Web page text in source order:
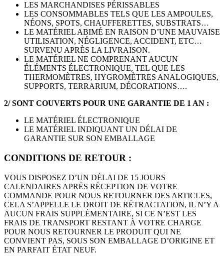
LES MARCHANDISES PÉRISSABLES
LES CONSOMMABLES TELS QUE LES AMPOULES,
NÉONS, SPOTS, CHAUFFERETTES, SUBSTRATS…
LE MATÉRIEL ABIMÉ EN RAISON D’UNE MAUVAISE
UTILISATION, NÉGLIGENCE, ACCIDENT, ETC…
SURVENU APRÈS LA LIVRAISON.
LE MATÉRIEL NE COMPRENANT AUCUN
ÉLÉMENTS ÉLECTRONIQUE, TEL QUE LES
THERMOMÈTRES, HYGROMÈTRES ANALOGIQUES,
SUPPORTS, TERRARIUM, DÉCORATIONS….
2/ SONT COUVERTS POUR UNE GARANTIE DE 1 AN :
LE MATÉRIEL ÉLECTRONIQUE
LE MATÉRIEL INDIQUANT UN DÉLAI DE
GARANTIE SUR SON EMBALLAGE
CONDITIONS DE RETOUR :
VOUS DISPOSEZ D’UN DÉLAI DE 15 JOURS
CALENDAIRES APRÈS RÉCEPTION DE VOTRE
COMMANDE POUR NOUS RETOURNER DES ARTICLES,
CELA S’APPELLE LE DROIT DE RÉTRACTATION, IL N’Y A
AUCUN FRAIS SUPPLÉMENTAIRE, SI CE N’EST LES
FRAIS DE TRANSPORT RESTANT À VOTRE CHARGE
POUR NOUS RETOURNER LE PRODUIT QUI NE
CONVIENT PAS, SOUS SON EMBALLAGE D’ORIGINE ET
EN PARFAIT ÉTAT NEUF.